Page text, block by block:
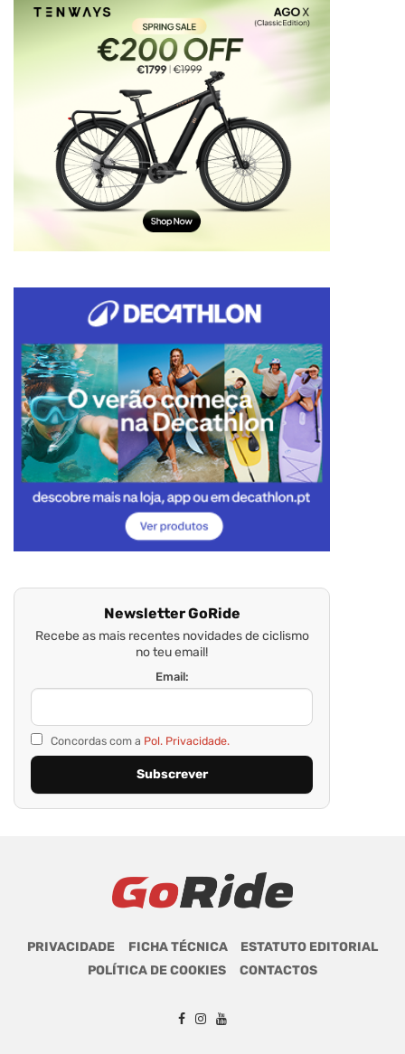
Newsletter GoRide
Recebe as mais recentes novidades de ciclismo
no teu email!
Email:
Concordas com a Pol. Privacidade.
PRIVACIDADE FICHA TÉCNICA
ESTATUTO EDITORIAL
POLÍTICA DE COOKIES
CONTACTOS